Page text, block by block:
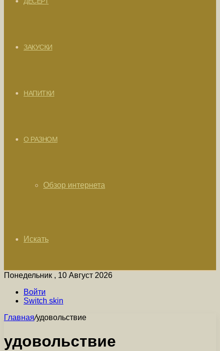
ЗАКУСКИ
НАПИТКИ
О РАЗНОМ
Обзор интернета
Искать
Понедельник , 10 Август 2026
Войти
Switch skin
Главная/удовольствие
удовольствие